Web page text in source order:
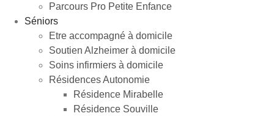
Parcours Pro Petite Enfance
Séniors
Etre accompagné à domicile
Soutien Alzheimer à domicile
Soins infirmiers à domicile
Résidences Autonomie
Résidence Mirabelle
Résidence Souville